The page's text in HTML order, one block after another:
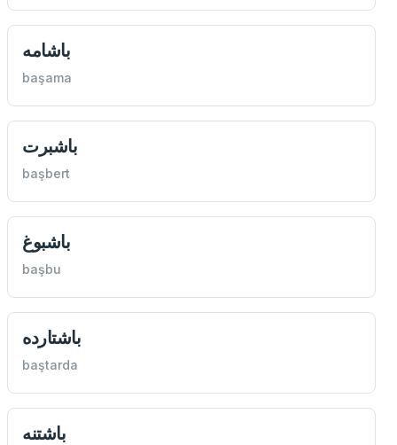
باشامه
başama
باشبرت
başbert
باشبوغ
başbu
باشتارده
baştarda
باشتنه